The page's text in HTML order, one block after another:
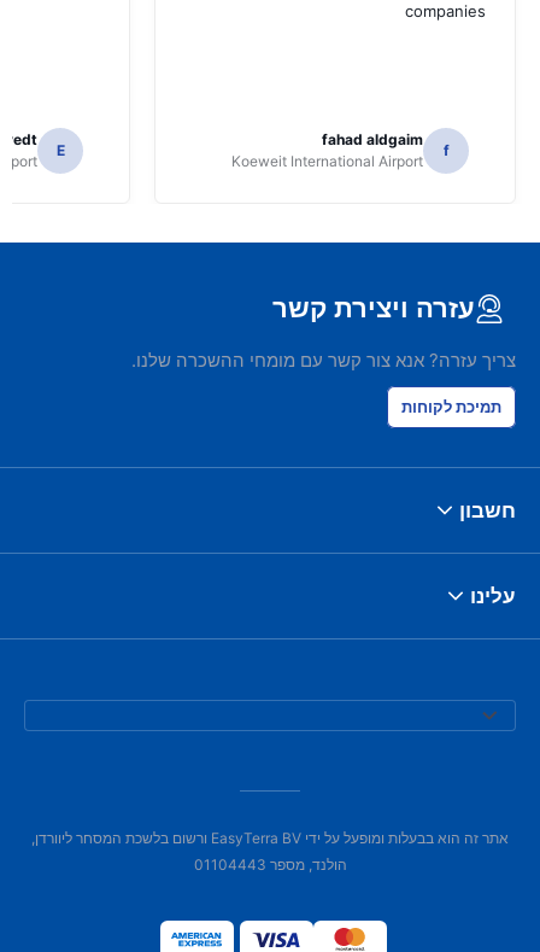
companies
f
fahad aldgaim
Koeweit International Airport
E
עזרה ויצירת קשר
צריך עזרה? אנא צור קשר עם מומחי ההשכרה שלנו.
תמיכת לקוחות
חשבון
עלינו
אתר זה הוא בבעלות ומופעל על ידי EasyTerra BV ורשום בלשכת המסחר ליוורדן,
הולנד, מספר 01104443